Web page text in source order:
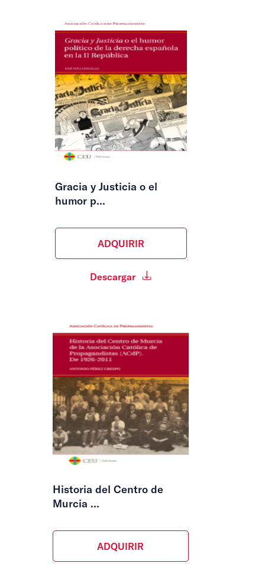
Gracia y Justicia o el
humor p...
ADQUIRIR
Descargar
Historia del Centro de
Murcia ...
ADQUIRIR